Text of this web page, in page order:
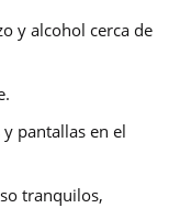
y alcohol cerca de
pantallas en el
tranquilos,